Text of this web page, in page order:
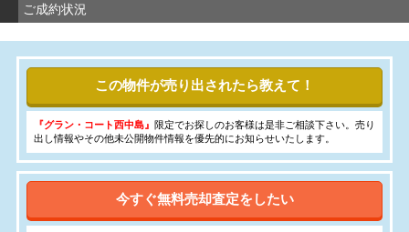
ご成約状況
この物件が売り出されたら教えて！
『グラン・コート西中島』
限定でお探しのお客様は是非ご相談下さい。売り
出し情報やその他未公開物件情報を優先的にお知らせいたします。
今すぐ無料売却査定をしたい